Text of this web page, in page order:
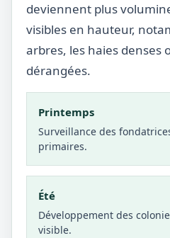
deviennent plus
visibles en hauteur,
arbres, les haies denses
dérangées.
Printemps
Surveillance des
primaires.
Été
Développement des
visible.